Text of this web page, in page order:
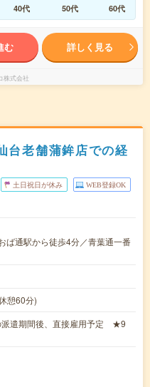
40代 50代 60代
む 詳しく見る
株式会社
台老舗蒲鉾店での経
土日祝日が休み WEB登録OK
ば通駅から徒歩4分／青葉通一番
憩60分)
派遣期間後、直接雇用予定 ★9